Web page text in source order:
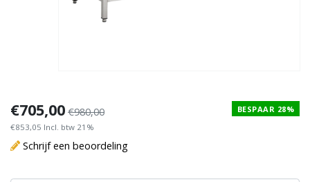
€705,00 €980,00
€853,05 Incl. btw 21%
BESPAAR 28%
Schrijf een beoordeling